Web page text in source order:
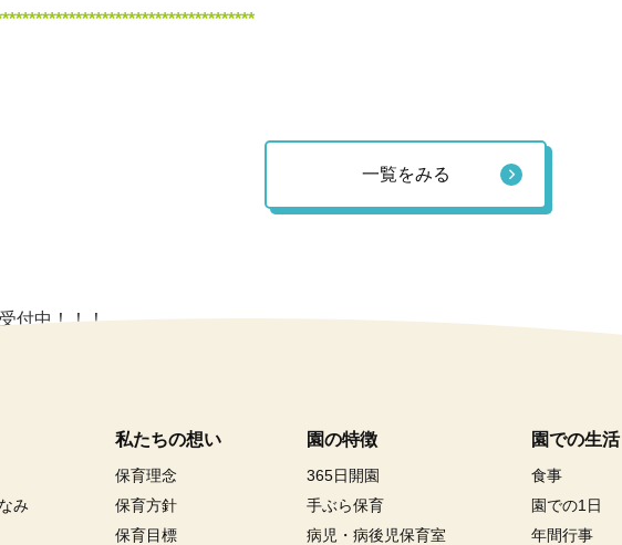
一覧をみる
付中！！！
み
私たちの想い
保育理念
保育方針
保育目標
園の特徴
365日開園
手ぶら保育
病児・病後児保育室
園での生活
食事
園での1日
年間行事